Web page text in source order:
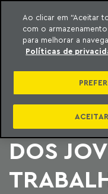
o conteúdo
Machado Meyer
DOS
Ao clicar em “Aceitar
com o
para melhorar a
Políticas de